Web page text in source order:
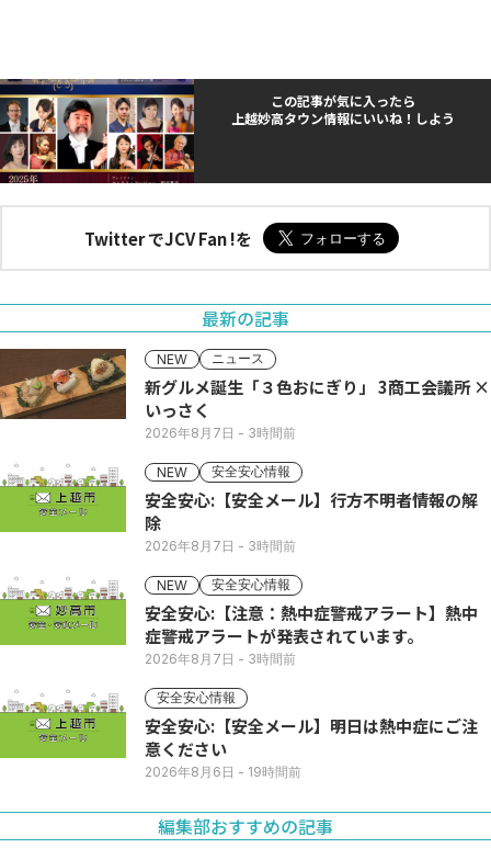
この記事が気に入ったら
上越妙高タウン情報にいいね！しよう
Twitter でJCV Fan !を
最新の記事
NEW ニュース
新グルメ誕生「３色おにぎり」 3商工会議所 ×
いっさく
2026年8月7日 - 3時間前
NEW 安全安心情報
安全安心:【安全メール】行方不明者情報の解
除
2026年8月7日 - 3時間前
NEW 安全安心情報
安全安心:【注意：熱中症警戒アラート】熱中
症警戒アラートが発表されています。
2026年8月7日 - 3時間前
安全安心情報
安全安心:【安全メール】明日は熱中症にご注
意ください
2026年8月6日 - 19時間前
編集部おすすめの記事